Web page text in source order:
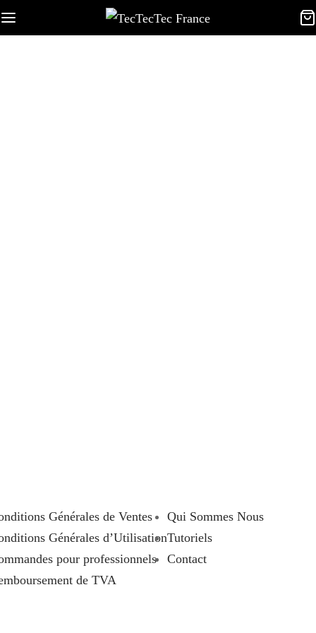
Générales de Ventes
Générales d’Utilisation
pour professionnels
de TVA
Qui Sommes Nous
Tutoriels
Contact